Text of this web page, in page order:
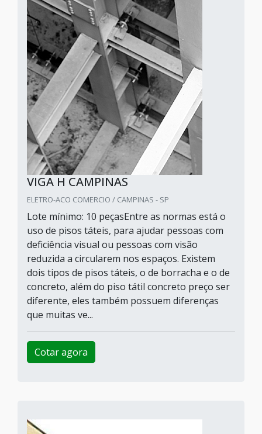
VIGA H CAMPINAS
ELETRO-ACO COMERCIO / CAMPINAS - SP
Lote mínimo: 10 peçasEntre as normas está o
uso de pisos táteis, para ajudar pessoas com
deficiência visual ou pessoas com visão
reduzida a circularem nos espaços. Existem
dois tipos de pisos táteis, o de borracha e o de
concreto, além do piso tátil concreto preço ser
diferente, eles também possuem diferenças
que muitas ve...
Cotar agora